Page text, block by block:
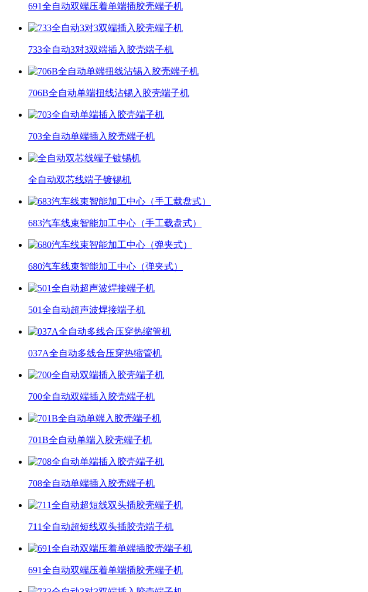
691全自动双端压着单端插胶壳端子机
733全自动3对3双端插入胶壳端子机
706B全自动单端扭线沾锡入胶壳端子机
703全自动单端插入胶壳端子机
全自动双芯线端子镀锡机
683汽车线束智能加工中心（手工载盘式）
680汽车线束智能加工中心（弹夹式）
501全自动超声波焊接端子机
037A全自动多线合压穿热缩管机
700全自动双端插入胶壳端子机
701B全自动单端入胶壳端子机
708全自动单端插入胶壳端子机
711全自动超短线双头插胶壳端子机
691全自动双端压着单端插胶壳端子机